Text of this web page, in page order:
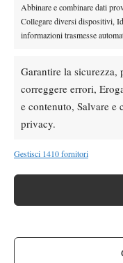
Abbinare e combinare dati
Collegare diversi dispositivi,
informazioni trasmesse
Garantire la
correggere errori,
e contenuto, Salvare e
privacy.
Gestisci 1410 fornitori
orari
con